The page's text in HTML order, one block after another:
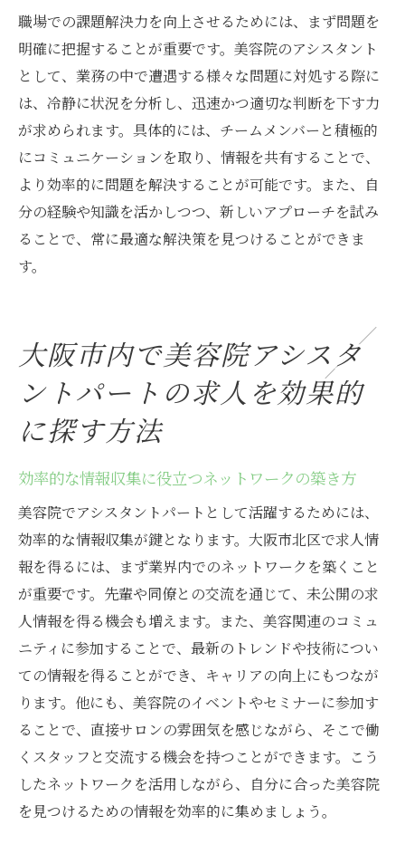
職場での課題解決力を向上させるためには、まず問題を
明確に把握することが重要です。美容院のアシスタント
として、業務の中で遭遇する様々な問題に対処する際に
は、冷静に状況を分析し、迅速かつ適切な判断を下す力
が求められます。具体的には、チームメンバーと積極的
にコミュニケーションを取り、情報を共有することで、
より効率的に問題を解決することが可能です。また、自
分の経験や知識を活かしつつ、新しいアプローチを試み
ることで、常に最適な解決策を見つけることができま
す。
大阪市内で美容院アシスタ
ントパートの求人を効果的
に探す方法
効率的な情報収集に役立つネットワークの築き方
美容院でアシスタントパートとして活躍するためには、
効率的な情報収集が鍵となります。大阪市北区で求人情
報を得るには、まず業界内でのネットワークを築くこと
が重要です。先輩や同僚との交流を通じて、未公開の求
人情報を得る機会も増えます。また、美容関連のコミュ
ニティに参加することで、最新のトレンドや技術につい
ての情報を得ることができ、キャリアの向上にもつなが
ります。他にも、美容院のイベントやセミナーに参加す
ることで、直接サロンの雰囲気を感じながら、そこで働
くスタッフと交流する機会を持つことができます。こう
したネットワークを活用しながら、自分に合った美容院
を見つけるための情報を効率的に集めましょう。